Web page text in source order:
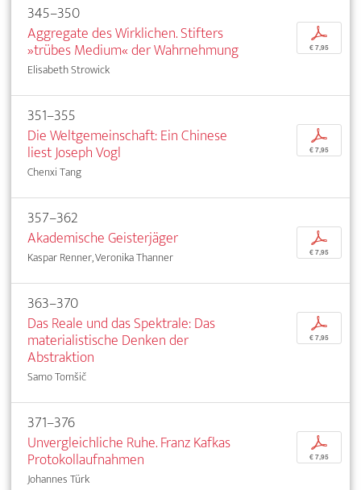
345–350
Aggregate des Wirklichen. Stifters
»trübes Medium« der Wahrnehmung
Elisabeth Strowick
p
€ 7,95
351–355
Die Weltgemeinschaft: Ein Chinese
liest Joseph Vogl
Chenxi Tang
p
€ 7,95
357–362
Akademische Geisterjäger
Kaspar Renner, Veronika Thanner
p
€ 7,95
363–370
Das Reale und das Spektrale: Das
materialistische Denken der
Abstraktion
Samo Tomšič
p
€ 7,95
371–376
Unvergleichliche Ruhe. Franz Kafkas
Protokollaufnahmen
Johannes Türk
p
€ 7,95